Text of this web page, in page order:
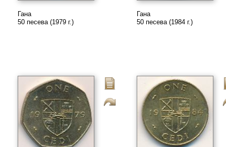
Гана
50 песева (1979 г.)
Гана
50 песева (1984 г.)